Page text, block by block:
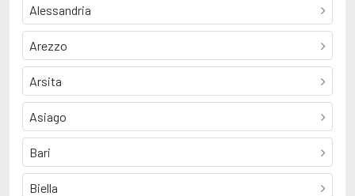
Alessandria
Arezzo
Arsita
Asiago
Bari
Biella